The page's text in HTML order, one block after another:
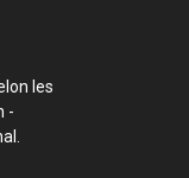
les
-